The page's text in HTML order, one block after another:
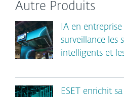
Autre Produits
IA en
surveillance les
intelligents et
ESET enrichit